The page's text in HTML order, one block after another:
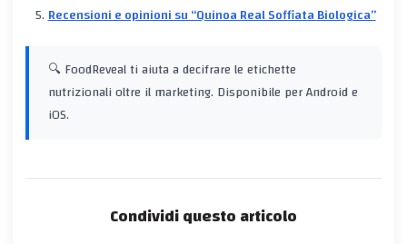
Recensioni e opinioni su “Quinoa Real Soffiata Biologica”
🔍 FoodReveal ti aiuta a decifrare le etichette
nutrizionali oltre il marketing. Disponibile per Android e
iOS.
Condividi questo articolo